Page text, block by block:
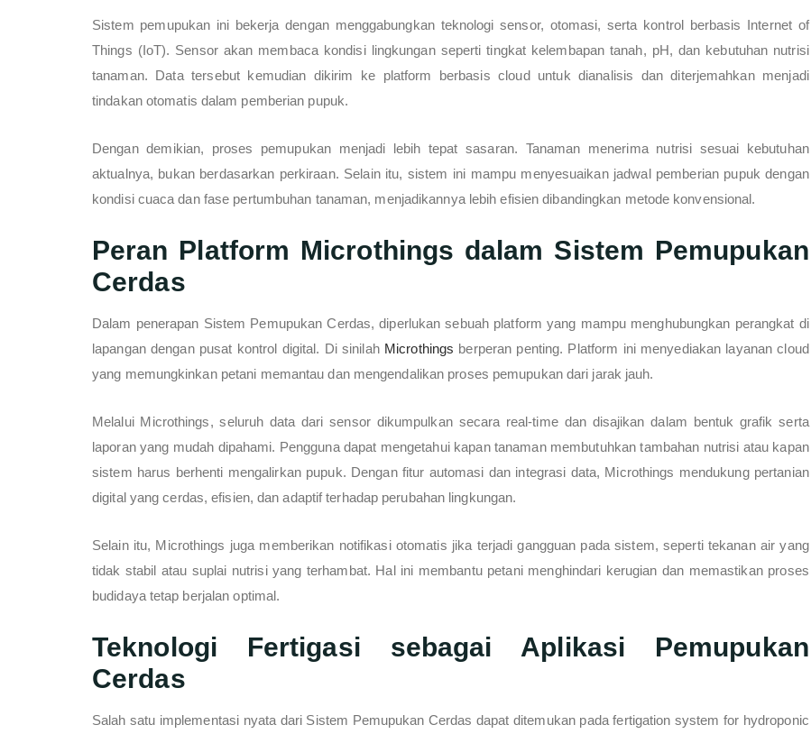
Sistem pemupukan ini bekerja dengan menggabungkan teknologi sensor, otomasi, serta kontrol berbasis Internet of
Things (IoT). Sensor akan membaca kondisi lingkungan seperti tingkat kelembapan tanah, pH, dan kebutuhan nutrisi
tanaman. Data tersebut kemudian dikirim ke platform berbasis cloud untuk dianalisis dan diterjemahkan menjadi
tindakan otomatis dalam pemberian pupuk.
Dengan demikian, proses pemupukan menjadi lebih tepat sasaran. Tanaman menerima nutrisi sesuai kebutuhan
aktualnya, bukan berdasarkan perkiraan. Selain itu, sistem ini mampu menyesuaikan jadwal pemberian pupuk dengan
kondisi cuaca dan fase pertumbuhan tanaman, menjadikannya lebih efisien dibandingkan metode konvensional.
Peran Platform Microthings dalam Sistem Pemupukan
Cerdas
Dalam penerapan Sistem Pemupukan Cerdas, diperlukan sebuah platform yang mampu menghubungkan perangkat di
lapangan dengan pusat kontrol digital. Di sinilah Microthings berperan penting. Platform ini menyediakan layanan cloud
yang memungkinkan petani memantau dan mengendalikan proses pemupukan dari jarak jauh.
Melalui Microthings, seluruh data dari sensor dikumpulkan secara real-time dan disajikan dalam bentuk grafik serta
laporan yang mudah dipahami. Pengguna dapat mengetahui kapan tanaman membutuhkan tambahan nutrisi atau kapan
sistem harus berhenti mengalirkan pupuk. Dengan fitur automasi dan integrasi data, Microthings mendukung pertanian
digital yang cerdas, efisien, dan adaptif terhadap perubahan lingkungan.
Selain itu, Microthings juga memberikan notifikasi otomatis jika terjadi gangguan pada sistem, seperti tekanan air yang
tidak stabil atau suplai nutrisi yang terhambat. Hal ini membantu petani menghindari kerugian dan memastikan proses
budidaya tetap berjalan optimal.
Teknologi Fertigasi sebagai Aplikasi Pemupukan
Cerdas
Salah satu implementasi nyata dari Sistem Pemupukan Cerdas dapat ditemukan pada fertigation system for hydroponic